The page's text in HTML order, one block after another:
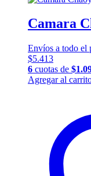
Camara
Envíos a todo el
$5.413
6 cuotas de $
Agregar al